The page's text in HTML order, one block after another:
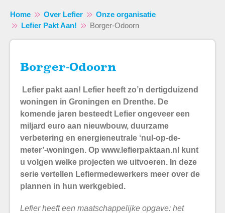
Naar hoofdinhoud
Naar hoofdnavigatiemenu
Naar zoeken
Home Over Lefier
Onze organisatie
Lefier Pakt Aan!
Borger-Odoorn
Borger-Odoorn
Lefier pakt aan! Lefier heeft zo’n dertigduizend
woningen in Groningen en Drenthe. De
komende jaren besteedt Lefier ongeveer een
miljard euro aan nieuwbouw, duurzame
verbetering en energieneutrale ‘nul-op-de-
meter’-woningen. Op www.lefierpaktaan.nl kunt
u volgen welke projecten we uitvoeren. In deze
serie vertellen Lefiermedewerkers meer over de
plannen in hun werkgebied.
Lefier heeft een maatschappelijke opgave: het